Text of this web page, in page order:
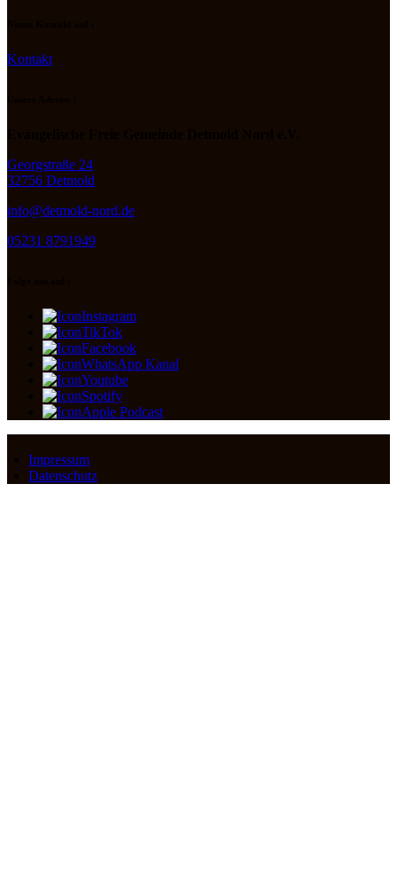
Kontakt
Georgstraße 24
32756 Detmold
info@detmold-nord.de
05231 8791949
Instagram
TikTok
Facebook
WhatsApp Kanal
Youtube
Spotify
Apple Podcast
Impressum
Datenschutz